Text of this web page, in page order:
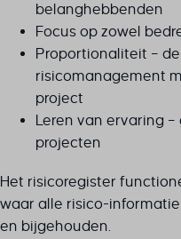
belanghebbenden
Focus op zowel
Proportionaliteit –
risicomanagement
project
Leren van ervaring
projecten
Het risicoregister
waar alle risico-
en bijgehouden.